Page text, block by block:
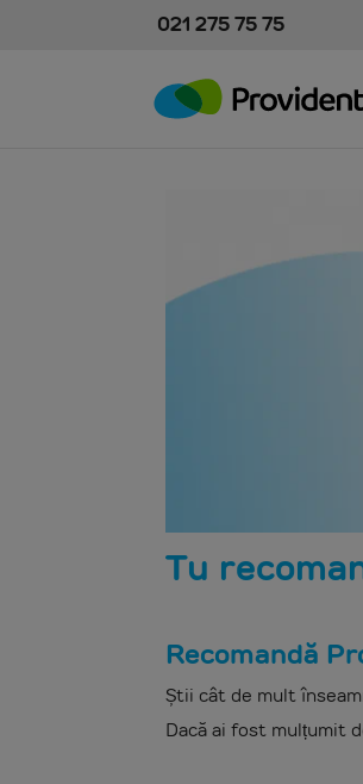
021 275 75 75
Tu
Recomandă
Știi cât de mult
Dacă ai fost mulțumit